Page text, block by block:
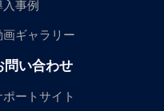
入事例
画ギャラリー
問い合わせ
ポートサイト